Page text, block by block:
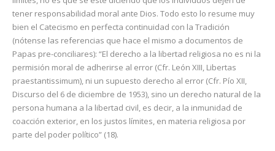
tener responsabilidad moral ante Dios. Todo esto lo resume muy
bien el Catecismo en perfecta continuidad con la Tradición
(nótense las referencias que hace el mismo a documentos de
Papas pre-conciliares): “El derecho a la libertad religiosa no es ni la
permisión moral de adherirse al error (Cfr. León XIII, Libertas
praestantissimum), ni un supuesto derecho al error (Cfr. Pío XII,
Discurso del 6 de diciembre de 1953), sino un derecho natural de la
persona humana a la libertad civil, es decir, a la inmunidad de
coacción exterior, en los justos límites, en materia religiosa por
parte del poder político” (18).